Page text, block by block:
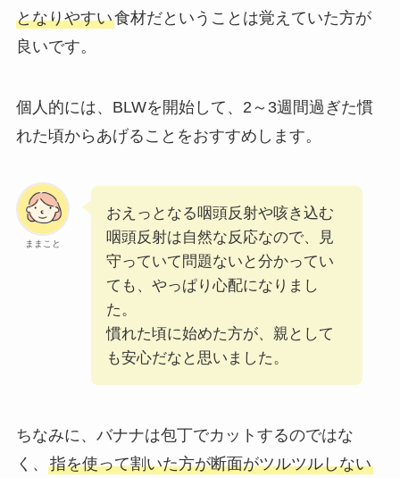
となりやすい食材だということは覚えていた方が
良いです。
個人的には、BLWを開始して、2～3週間過ぎた慣
れた頃からあげることをおすすめします。
ままこと
おえっとなる咽頭反射や咳き込む
咽頭反射は自然な反応なので、見
守っていて問題ないと分かってい
ても、やっぱり心配になりまし
た。
慣れた頃に始めた方が、親として
も安心だなと思いました。
ちなみに、バナナは包丁でカットするのではな
く、 指を使って割いた方が断面がツルツルしない